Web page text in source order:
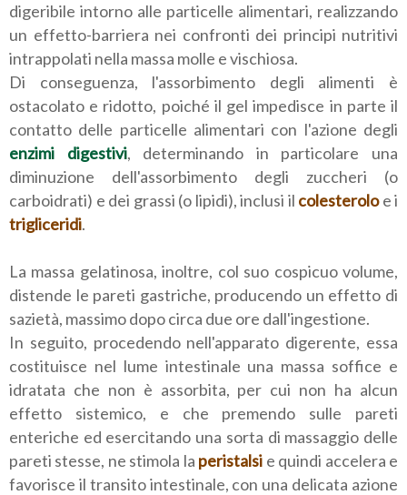
digeribile intorno alle particelle alimentari, realizzando
un effetto-barriera nei confronti dei principi nutritivi
intrappolati nella massa molle e vischiosa.
Di conseguenza, l'assorbimento degli alimenti è
ostacolato e ridotto, poiché il gel impedisce in parte il
contatto delle particelle alimentari con l'azione degli
enzimi digestivi, determinando in particolare una
diminuzione dell'assorbimento degli zuccheri (o
carboidrati) e dei grassi (o lipidi), inclusi il colesteroloe i
trigliceridi.
La massa gelatinosa, inoltre, col suo cospicuo volume,
distende le pareti gastriche, producendo un effetto di
sazietà, massimo dopo circa due ore dall'ingestione.
In seguito, procedendo nell'apparato digerente, essa
costituisce nel lume intestinale una massa soffice e
idratata che non è assorbita, per cui non ha alcun
effetto sistemico, e che premendo sulle pareti
enteriche ed esercitando una sorta di massaggio delle
pareti stesse, ne stimola la peristalsi e quindi accelera e
favorisce il transito intestinale, con una delicata azione